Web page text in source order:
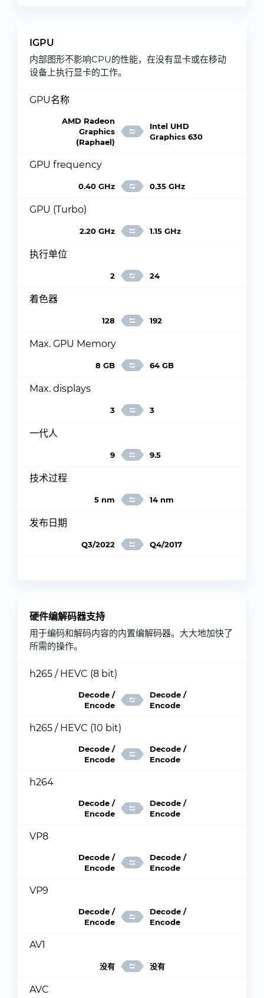
IGPU
内部图形不影响CPU的性能，在没有显卡或在移动
设备上执行显卡的工作。
GPU名称
AMD Radeon
Graphics
(Raphael)
Intel UHD
Graphics 630
GPU frequency
0.40 GHz 0.35 GHz
GPU (Turbo)
2.20 GHz 1.15 GHz
执行单位
2 24
着色器
128 192
Max. GPU Memory
8 GB 64 GB
Max. displays
3 3
一代人
9 9.5
技术过程
5 nm 14 nm
发布日期
Q3/2022 Q4/2017
硬件编解码器支持
用于编码和解码内容的内置编解码器。大大地加快了
所需的操作。
h265 / HEVC (8 bit)
Decode /
Encode
Decode /
Encode
h265 / HEVC (10 bit)
Decode /
Encode
Decode /
Encode
h264
Decode /
Encode
Decode /
Encode
VP8
Decode /
Encode
Decode /
Encode
VP9
Decode /
Encode
Decode /
Encode
AV1
没有 没有
AVC